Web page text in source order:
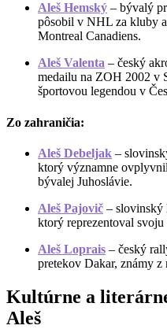
Aleš Hemský – bývalý
pôsobil v NHL za kluby
Montreal Canadiens.
Aleš Valenta – český
medailu na ZOH 2002 v
športovou legendou v
Zo zahraničia:
Aleš Debeljak –
ktorý významne
bývalej Juhoslávie.
Aleš Pajovič – slovinský
ktorý reprezentoval
Aleš Loprais – český
pretekov Dakar, známy z
Kultúrne a
Aleš